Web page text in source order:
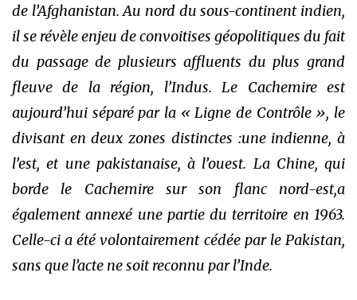
de l’Afghanistan. Au nord du sous-continent indien,
il se révèle enjeu de convoitises géopolitiques du fait
du passage de plusieurs affluents du plus grand
fleuve de la région, l’Indus. Le Cachemire est
aujourd’hui séparé par la «Ligne de Contrôle », le
divisant en deux zones distinctes :une indienne, à
l’est, et une pakistanaise, à l’ouest. La Chine, qui
borde le Cachemire sur son flanc nord-est,a
également annexé une partie du territoire en 1963.
Celle-ci a été volontairement cédée par le Pakistan,
sans que l’acte ne soit reconnu par l’Inde.